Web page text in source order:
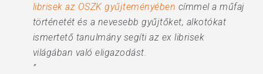
librisek az OSZK gyűjteményében címmel a műfaj
történetét és a nevesebb gyűjtőket, alkotókat
ismertető tanulmány segíti az ex librisek
világában való eligazodást.
”